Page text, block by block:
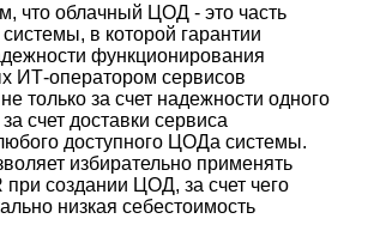
что облачный ЦОД - это часть
в которой гарантии
функционирования
ИТ-оператором сервисов
только за счет надежности одного
счет доставки сервиса
доступного ЦОДа системы.
избирательно применять
создании ЦОД, за счет чего
низкая себестоимость